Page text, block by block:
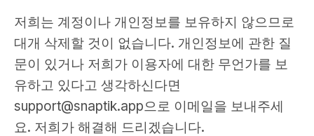
저희는 계정이나 개인정보를 보유하지 않으므로
대개 삭제할 것이 없습니다. 개인정보에 관한 질
문이 있거나 저희가 이용자에 대한 무언가를 보
유하고 있다고 생각하신다면
support@snaptik.app으로 이메일을 보내주세
요. 저희가 해결해 드리겠습니다.